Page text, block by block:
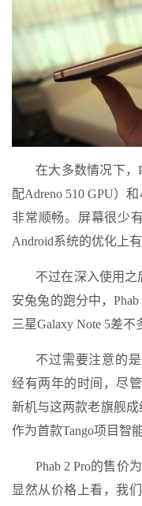
在大多数情况下，
配Adreno 510 GPU）
非常顺畅。屏幕很少
Android系统的优化上
不过在深入使用
安兔兔的跑分中，
三星Galaxy Note 5差不
不过需要注意的是
经有两年的时间，尽
新机与这两款老旗舰
作为首款Tango项目智
Phab 2 Pro的售价
显然从价格上看，我